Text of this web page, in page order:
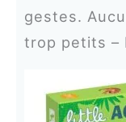
gestes.
trop petits –